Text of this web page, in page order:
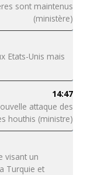
sont maintenus
(ministère)
Etats-Unis mais
14:47
attaque des
houthis (ministre)
visant un
Turquie et